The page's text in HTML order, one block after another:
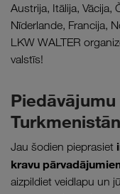
Austrija, Itālija, Vācija,
Nīderlande, Francija,
LKW WALTER
valstīs!
Jau šodien pieprasiet
kravu
aizpildiet veidlapu un